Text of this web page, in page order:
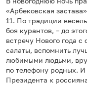
«Арбековская
11. По традиции
боя курантов, – до
встречу Нового года
салаты, вспомнить
любимыми людьми,
по телефону родных.
Президента к